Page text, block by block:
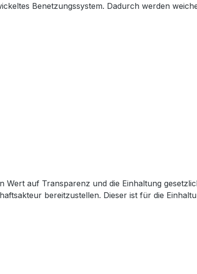
Benetzungssystem. Dadurch werden
auf Transparenz und die Einhaltung
bereitzustellen. Dieser ist für die